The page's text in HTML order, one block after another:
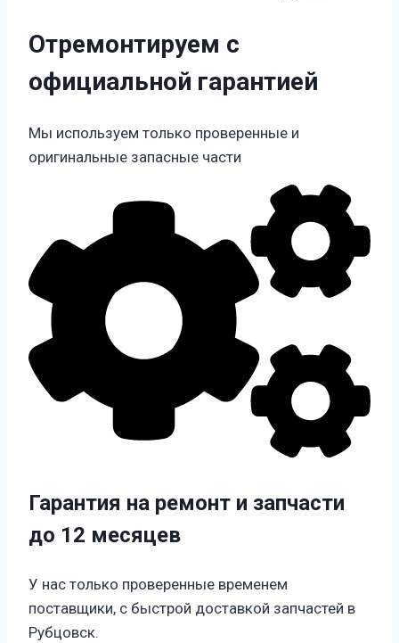
Отремонтируем с
официальной гарантией
Мы используем только проверенные и
оригинальные запасные части
Гарантия на ремонт и запчасти
до 12 месяцев
У нас только проверенные временем
поставщики, с быстрой доставкой запчастей в
Рубцовск.